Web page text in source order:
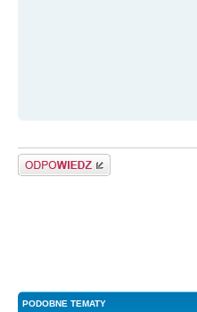
Odpowiedz
PODOBNE TEMATY